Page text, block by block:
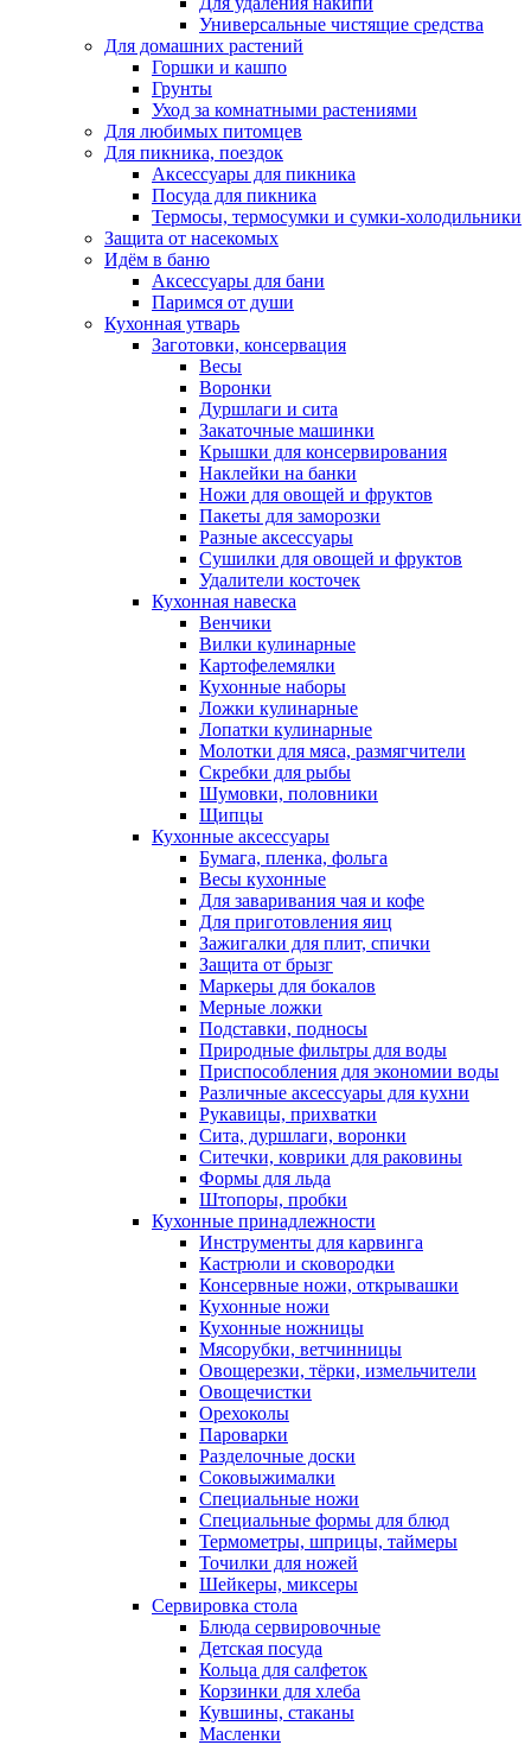
Универсальные чистящие средства
Для домашних растений
Горшки и кашпо
Грунты
Уход за комнатными растениями
Для любимых питомцев
Для пикника, поездок
Аксессуары для пикника
Посуда для пикника
Термосы, термосумки и сумки-холодильники
Защита от насекомых
Идём в баню
Аксессуары для бани
Паримся от души
Кухонная утварь
Заготовки, консервация
Весы
Воронки
Дуршлаги и сита
Закаточные машинки
Крышки для консервирования
Наклейки на банки
Ножи для овощей и фруктов
Пакеты для заморозки
Разные аксессуары
Сушилки для овощей и фруктов
Удалители косточек
Кухонная навеска
Венчики
Вилки кулинарные
Картофелемялки
Кухонные наборы
Ложки кулинарные
Лопатки кулинарные
Молотки для мяса, размягчители
Скребки для рыбы
Шумовки, половники
Щипцы
Кухонные аксессуары
Бумага, пленка, фольга
Весы кухонные
Для заваривания чая и кофе
Для приготовления яиц
Зажигалки для плит, спички
Защита от брызг
Маркеры для бокалов
Мерные ложки
Подставки, подносы
Природные фильтры для воды
Приспособления для экономии воды
Различные аксессуары для кухни
Рукавицы, прихватки
Сита, дуршлаги, воронки
Ситечки, коврики для раковины
Формы для льда
Штопоры, пробки
Кухонные принадлежности
Инструменты для карвинга
Кастрюли и сковородки
Консервные ножи, открывашки
Кухонные ножи
Кухонные ножницы
Мясорубки, ветчинницы
Овощерезки, тёрки, измельчители
Овощечистки
Орехоколы
Пароварки
Разделочные доски
Соковыжималки
Специальные ножи
Специальные формы для блюд
Термометры, шприцы, таймеры
Точилки для ножей
Шейкеры, миксеры
Сервировка стола
Блюда сервировочные
Детская посуда
Кольца для салфеток
Корзинки для хлеба
Кувшины, стаканы
Масленки